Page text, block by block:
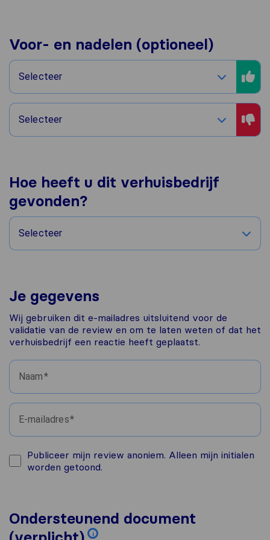
Voor- en nadelen (optioneel)
Selecteer
Selecteer
Hoe heeft u dit verhuisbedrijf
gevonden?
Selecteer
Je gegevens
Wij gebruiken dit e-mailadres uitsluitend voor de
validatie van de review en om te laten weten of dat het
verhuisbedrijf een reactie heeft geplaatst.
Naam
E-mailadres
Publiceer mijn review anoniem. Alleen mijn initialen
worden getoond.
Ondersteunend document
i